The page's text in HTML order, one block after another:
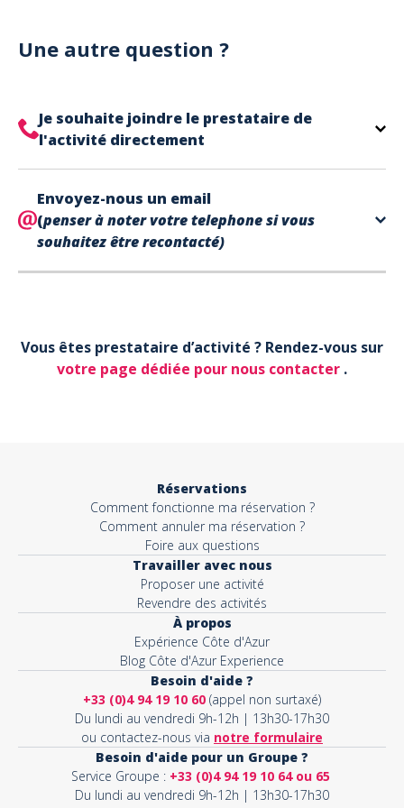
Cependant, nous avons l'office de tourisme de Fréjus
et de Saint Raphaël qui acceptent les chèques
A noter que la réservation est prise en compte
uniquement une fois le paiement effectué.
Une autre question ?
Je souhaite joindre le prestataire de
l'activité directement
trouve directement sur votre billet,
dans la partie contact.
Envoyez-nous un email
(penser à noter votre telephone si vous
souhaitez être recontacté)
Votre email*
Vous êtes prestataire d’activité ? Rendez-vous sur
votre page dédiée pour nous contacter .
Réservations
Comment fonctionne ma réservation ?
Comment annuler ma réservation ?
Foire aux questions
Travailler avec nous
Proposer une activité
Revendre des activités
À propos
Expérience Côte d'Azur
Blog Côte d'Azur Experience
Besoin d'aide ?
+33 (0)4 94 19 10 60 (appel non surtaxé)
Du lundi au vendredi 9h-12h | 13h30-17h30
ou contactez-nous via notre formulaire
Besoin d'aide pour un Groupe ?
Service Groupe : +33 (0)4 94 19 10 64 ou 65
Du lundi au vendredi 9h-12h | 13h30-17h30